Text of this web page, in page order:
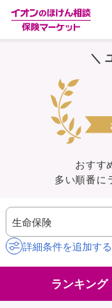
ラ
保
保
イオ
キ
イ
＼
おすす
多い順番に
詳細条件を追加する
ランキング